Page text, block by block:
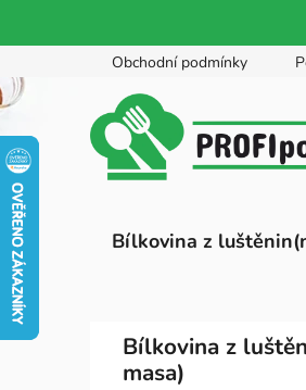
na
obsah
Obchodní podmínky
Bílkovina z
Přeskočit
kategorie
Bílkovina z
masa)